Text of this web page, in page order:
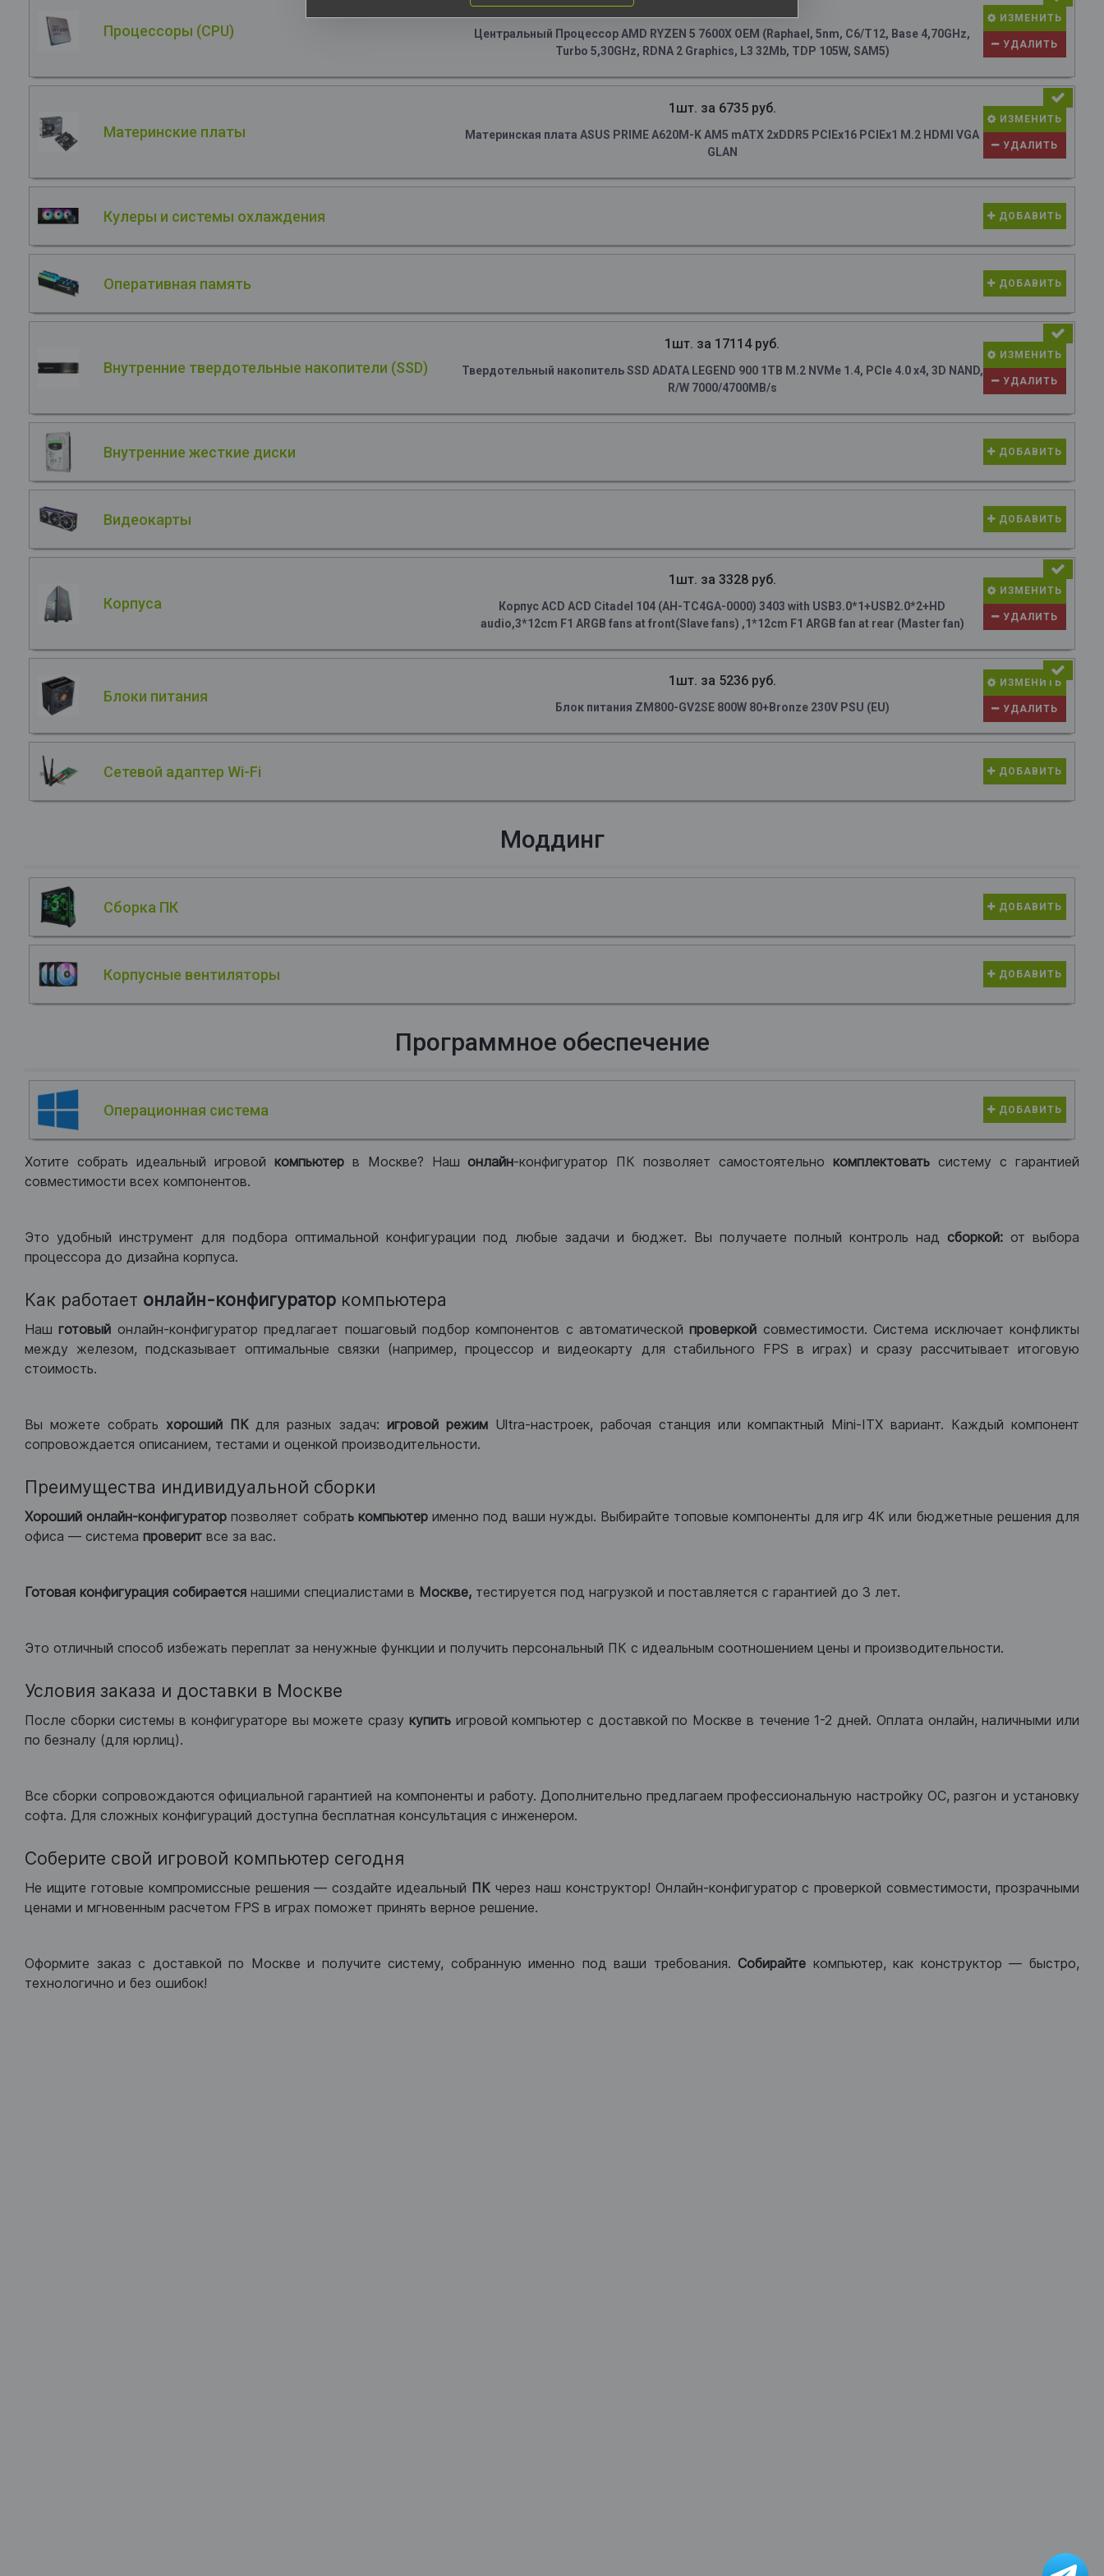
Процессоры (CPU)
Центральный Процессор AMD RYZEN 5 7600X OEM (Raphael, 5nm, C6/T12, Base 4,70GHz,
Turbo 5,30GHz, RDNA 2 Graphics, L3 32Mb, TDP 105W, SAM5)
ИЗМЕНИТЬ
УДАЛИТЬ
Материнские платы
1шт. за 6735 руб.
Материнская плата ASUS PRIME A620M-K AM5 mATX 2xDDR5 PCIEx16 PCIEx1 M.2 HDMI VGA
GLAN
ИЗМЕНИТЬ
УДАЛИТЬ
Кулеры и системы охлаждения ДОБАВИТЬ
Оперативная память ДОБАВИТЬ
Внутренние твердотельные накопители (SSD)
1шт. за 17114 руб.
Твердотельный накопитель SSD ADATA LEGEND 900 1TB M.2 NVMe 1.4, PCIe 4.0 x4, 3D NAND,
R/W 7000/4700MB/s
ИЗМЕНИТЬ
УДАЛИТЬ
Внутренние жесткие диски ДОБАВИТЬ
Видеокарты ДОБАВИТЬ
Корпуса
1шт. за 3328 руб.
Корпус ACD ACD Citadel 104 (AH-TC4GA-0000) 3403 with USB3.0*1+USB2.0*2+HD
audio,3*12cm F1 ARGB fans at front(Slave fans) ,1*12cm F1 ARGB fan at rear (Master fan)
ИЗМЕНИТЬ
УДАЛИТЬ
Блоки питания
1шт. за 5236 руб.
Блок питания ZM800-GV2SE 800W 80+Bronze 230V PSU (EU)
ИЗМЕНИТЬ
УДАЛИТЬ
Сетевой адаптер Wi-Fi ДОБАВИТЬ
Моддинг
Сборка ПК ДОБАВИТЬ
Корпусные вентиляторы ДОБАВИТЬ
Программное обеспечение
Операционная система ДОБАВИТЬ
Хотите собрать идеальный игровой компьютер в Москве? Нашонлайн-конфигуратор ПК позволяет самостоятельно комплектоватьсистему с гарантией
совместимости всех компонентов.
Это удобный инструмент для подбора оптимальной конфигурации под любые задачи и бюджет. Вы получаете полный контроль над сборкой: от выбора
процессора до дизайна корпуса.
Как работает онлайн-конфигуратор компьютера
Нашготовый онлайн-конфигуратор предлагает пошаговый подбор компонентов с автоматическойпроверкой совместимости. Система исключает конфликты
между железом, подсказывает оптимальные связки (например, процессор и видеокарту для стабильного FPS в играх) и сразу рассчитывает итоговую
стоимость.
Вы можете собрать хороший ПКдля разных задач:игровой режим Ultra-настроек, рабочая станция или компактный Mini-ITX вариант. Каждый компонент
сопровождается описанием, тестами и оценкой производительности.
Преимущества индивидуальной сборки
Хороший онлайн-конфигуратор позволяет собрать компьютерименно под ваши нужды. Выбирайте топовые компоненты для игр 4К или бюджетные решения для
офиса — система проверит все за вас.
Готовая конфигурация собирается нашими специалистами в Москве, тестируется под нагрузкой и поставляется с гарантией до 3 лет.
Это отличный способ избежать переплат за ненужные функции и получить персональный ПК с идеальным соотношением цены и производительности.
Условия заказа и доставки в Москве
После сборки системы в конфигураторе вы можете сразу купитьигровой компьютер с доставкой по Москве в течение 1-2 дней. Оплата онлайн, наличными или
по безналу (для юрлиц).
Все сборки сопровождаются официальной гарантией на компоненты и работу. Дополнительно предлагаем профессиональную настройку ОС, разгон и установку
софта. Для сложных конфигураций доступна бесплатная консультация с инженером.
Соберите свой игровой компьютер сегодня
Не ищите готовые компромиссные решения — создайте идеальный ПК через наш конструктор! Онлайн-конфигуратор с проверкой совместимости, прозрачными
ценами и мгновенным расчетом FPS в играх поможет принять верное решение.
Оформите заказ с доставкой по Москве и получите систему, собранную именно под ваши требования.Собирайте компьютер, как конструктор — быстро,
технологично и без ошибок!